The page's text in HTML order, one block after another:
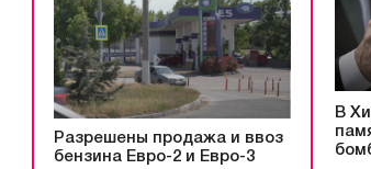
Разрешены продажа и ввоз
бензина Евро-2 и Евро-3
В